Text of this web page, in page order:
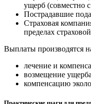
ущерб (совместно
Пострадавшие
Страховая
пределах
Выплаты производятся
лечение и
возмещение
компенсацию